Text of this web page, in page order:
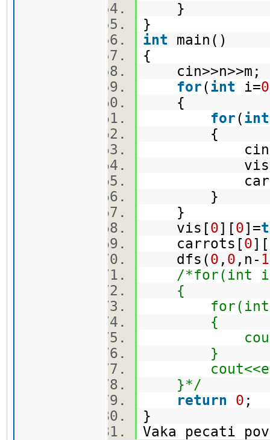
}
}
int main()
{
for(int i=0
{
for(int
{
}
}
vis[0][0]=
carrots[0][
dfs(0 , 0 ,n- 1
/*for(int
{
for(int
{
}
}*/
return
0 ;
}
Vaka pecati